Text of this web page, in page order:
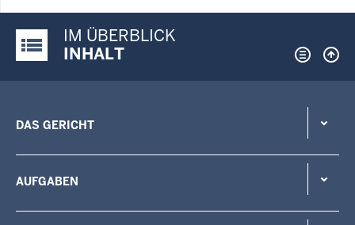
Justiz-Portal im Überblick:
IM ÜBERBLICK
INHALT
DAS GERICHT
AUFGABEN